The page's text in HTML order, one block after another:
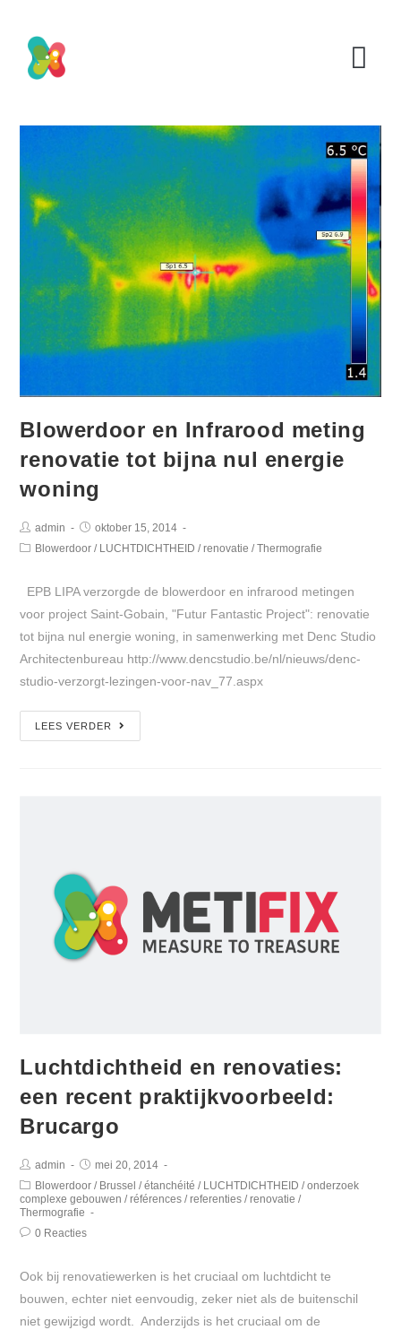
Blowerdoor en Infrarood meting
renovatie tot bijna nul energie
woning
admin
oktober 15, 2014
Blowerdoor / LUCHTDICHTHEID / renovatie / Thermografie
EPB LIPA verzorgde de blowerdoor en infrarood metingen
voor project Saint-Gobain, "Futur Fantastic Project": renovatie
tot bijna nul energie woning, in samenwerking met Denc Studio
Architectenbureau http://www.dencstudio.be/nl/nieuws/denc-
studio-verzorgt-lezingen-voor-nav_77.aspx
LEES VERDER
Luchtdichtheid en renovaties:
een recent praktijkvoorbeeld:
Brucargo
admin
mei 20, 2014
Blowerdoor / Brussel / étanchéité / LUCHTDICHTHEID / onderzoek
complexe gebouwen / références / referenties / renovatie /
Thermografie
0 Reacties
Ook bij renovatiewerken is het cruciaal om luchtdicht te
bouwen, echter niet eenvoudig, zeker niet als de buitenschil
niet gewijzigd wordt. Anderzijds is het cruciaal om de